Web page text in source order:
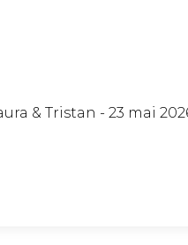
& Tristan - 23 mai